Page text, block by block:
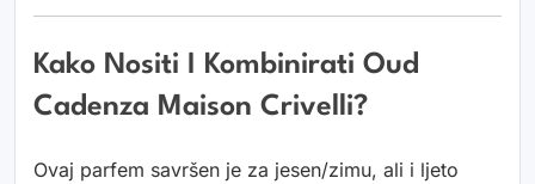
Kako Nositi I Kombinirati Oud
Cadenza Maison Crivelli?
Ovaj parfem savršen je za jesen/zimu, ali i ljeto